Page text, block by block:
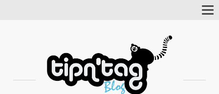
Toggle